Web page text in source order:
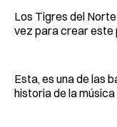
Los Tigres del
vez para crear este
Esta, es una de las
historia de la música